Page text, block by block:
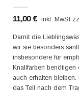
11,00€ inkl. MwSt
Damit die
wir sie besonders
insbesondere für
Knallfarben
auch erhalten
das Teil nach dem